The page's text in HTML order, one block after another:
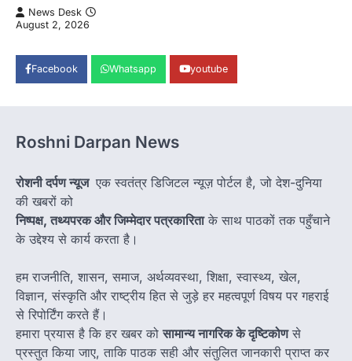
News Desk
August 2, 2026
Facebook Whatsapp youtube
Roshni Darpan News
रोशनी दर्पण न्यूज एक स्वतंत्र डिजिटल न्यूज़ पोर्टल है, जो देश-दुनिया
की खबरों को
निष्पक्ष, तथ्यपरक और जिम्मेदार पत्रकारिताके साथ पाठकों तक पहुँचाने
के उद्देश्य से कार्य करता है।
हम राजनीति, शासन, समाज, अर्थव्यवस्था, शिक्षा, स्वास्थ्य, खेल,
विज्ञान, संस्कृति और राष्ट्रीय हित से जुड़े हर महत्वपूर्ण विषय पर गहराई
से रिपोर्टिंग करते हैं।
हमारा प्रयास है कि हर खबर कोसामान्य नागरिक के दृष्टिकोणसे
प्रस्तुत किया जाए, ताकि पाठक सही और संतुलित जानकारी प्राप्त कर